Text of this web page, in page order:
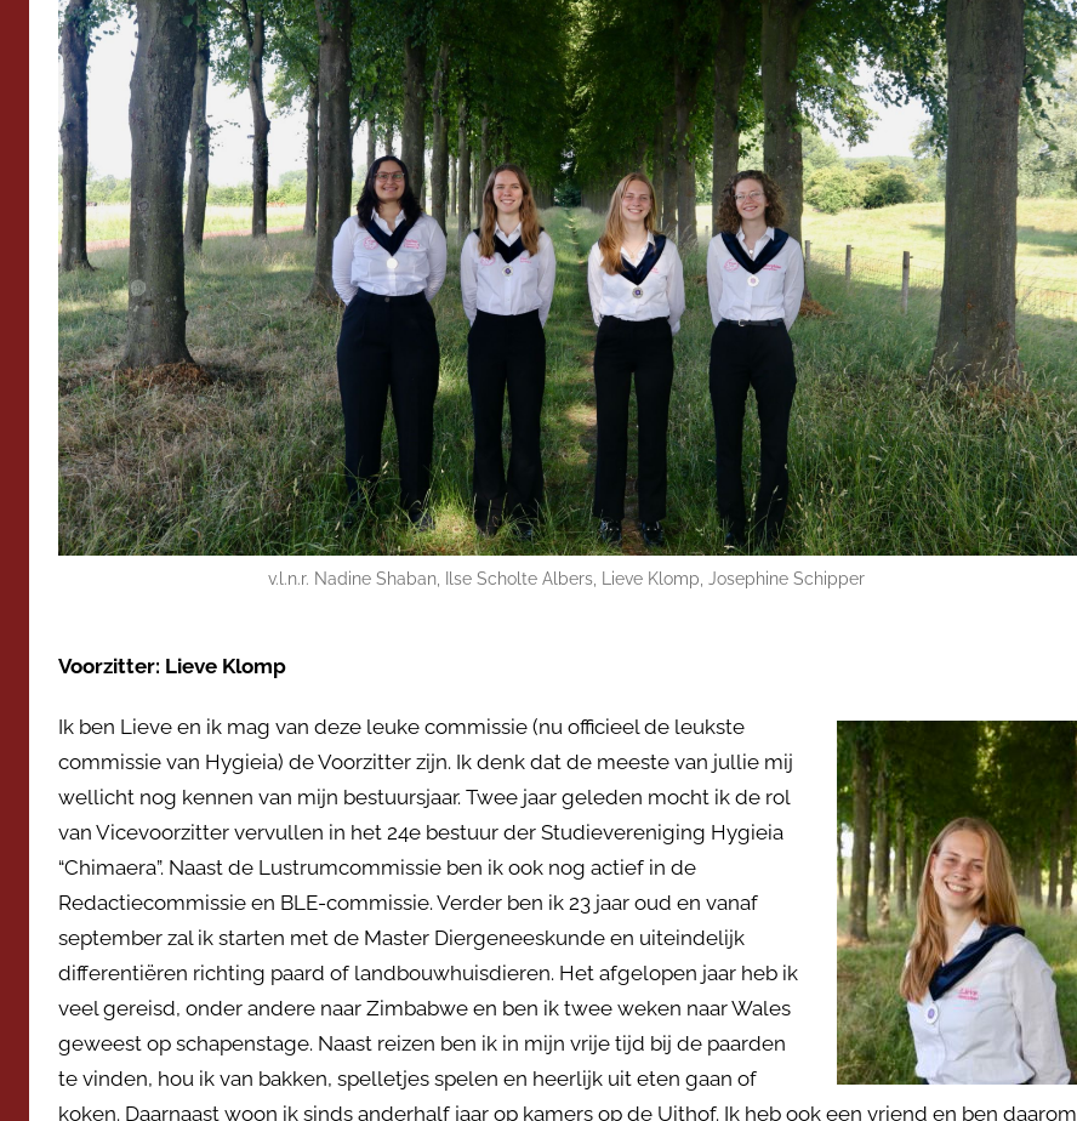
v.l.n.r. Nadine Shaban, Ilse Scholte Albers, Lieve Klomp, Josephine Schipper
Voorzitter: Lieve Klomp
Ik ben Lieve en ik mag van deze leuke commissie (nu officieel de leukste
commissie van Hygieia) de Voorzitter zijn. Ik denk dat de meeste van jullie mij
wellicht nog kennen van mijn bestuursjaar. Twee jaar geleden mocht ik de rol
van Vicevoorzitter vervullen in het 24e bestuur der Studievereniging Hygieia
“Chimaera”. Naast de Lustrumcommissie ben ik ook nog actief in de
Redactiecommissie en BLE-commissie. Verder ben ik 23 jaar oud en vanaf
september zal ik starten met de Master Diergeneeskunde en uiteindelijk
differentiëren richting paard of landbouwhuisdieren. Het afgelopen jaar heb ik
veel gereisd, onder andere naar Zimbabwe en ben ik twee weken naar Wales
geweest op schapenstage. Naast reizen ben ik in mijn vrije tijd bij de paarden
te vinden, hou ik van bakken, spelletjes spelen en heerlijk uit eten gaan of
koken. Daarnaast woon ik sinds anderhalf jaar op kamers op de Uithof. Ik heb ook een vriend en ben daarom